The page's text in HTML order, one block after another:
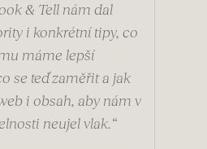
& Tell nám dal
i konkrétní tipy, co
máme lepší
se teď zaměřit a jak
i obsah, aby nám v
neujel vlak. “